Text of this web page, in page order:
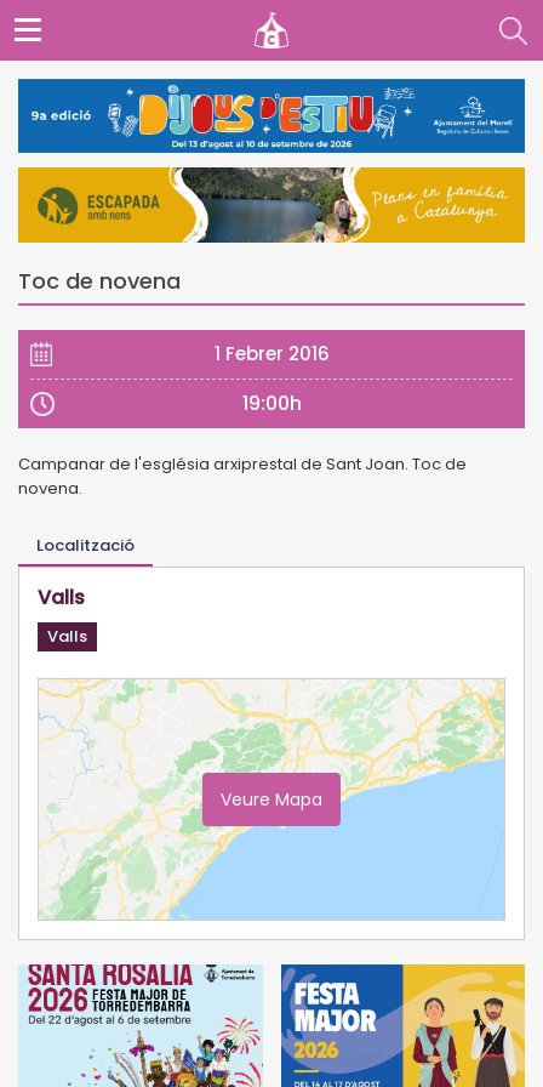
Toc de novena
1 Febrer 2016
19:00h
Campanar de l'església arxiprestal de Sant Joan. Toc de
novena.
Localització
Valls
Valls
Veure Mapa